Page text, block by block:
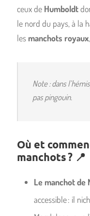
ceux de Humboldt
le nord du pays, à la
les manchots royaux
Note : dans
pas pingouin.
Où et
manchots ? 📍
Le manchot de
accessible : il